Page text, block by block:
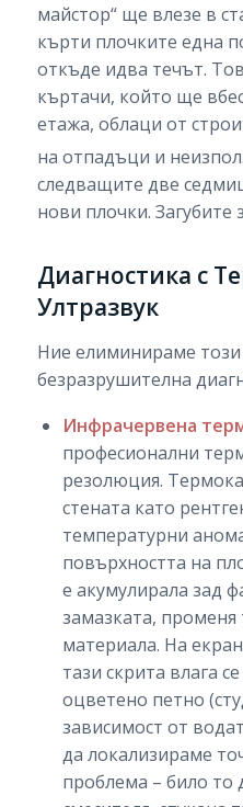
майстор“ ще влезе в
кърти плочките една
откъде идва течът.
къртачи, който ще
етажа, облаци от
на отпадъци и
следващите две
нови плочки. Загубите
Диагностика с
Ултразвук
Ние елиминираме този
безразрушителна
Инфрачервена
професионални
резолюция.
стената като
температурни
повърхността на
е акумулирала зад
замазката,
материала. На
тази скрита влага
оцветено петно
зависимост от
да локализираме
проблема – било то